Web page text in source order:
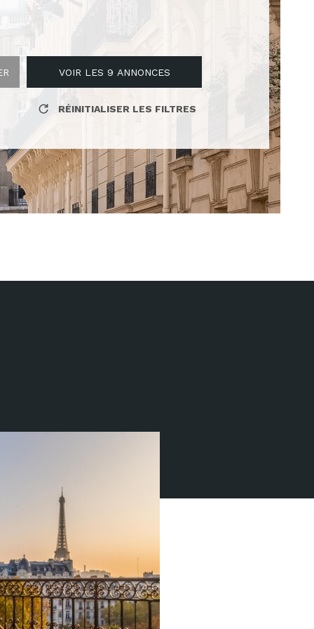
CONTACT
VOIR LES 9 ANNONCES
RÉINITIALISER LES FILTRES